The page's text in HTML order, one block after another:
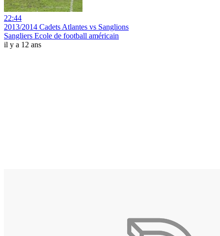
22:44
2013/2014 Cadets Atlantes vs Sanglions
Sangliers Ecole de football américain
il y a 12 ans